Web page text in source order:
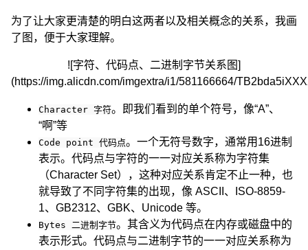
为了让大家更清楚的明白这两者以及相关概念的关系，我画
了图，便于大家理解。
![字符、代码点、二进制字节关系图]
(https://img.alicdn.com/imgextra/i1/581166664/
Character 字符。即我们看到的单个符号，像“A”、
“啊”等
Code point 代码点。一个无符号数字，通常用16进制
表示。代码点与字符的一一对应关系称为字符集
（Character Set），这种对应关系肯定不止一种，也
就导致了不同字符集的出现，像 ASCII、ISO-8859-
1、GB2312、GBK、Unicode 等。
Bytes 二进制字节。其含义为代码点在内存或磁盘中的
表示形式。代码点与二进制字节的一一对应关系称为